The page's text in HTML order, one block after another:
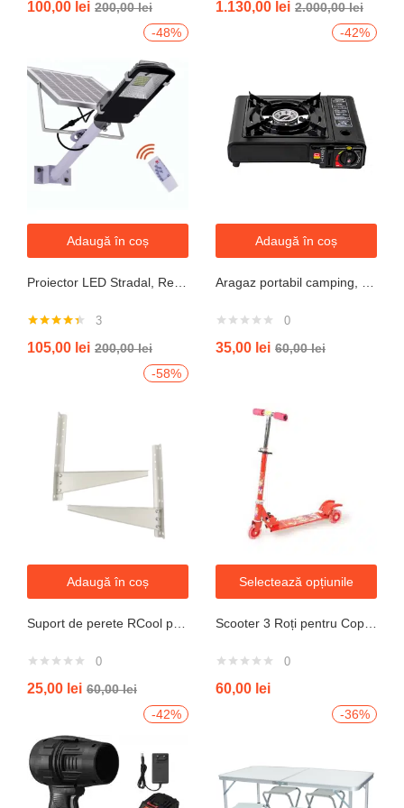
100,00 lei 200,00lei 1.130,00 lei 2.000,00lei
-48%
Adaugă în coș
4.33din 5
3
105,00 lei 200,00lei
-42%
Adaugă în coș
0
35,00 lei 60,00lei
-58%
Adaugă în coș
0
25,00 lei 60,00lei
Selectează opțiunile
0
60,00 lei
-42% -36%